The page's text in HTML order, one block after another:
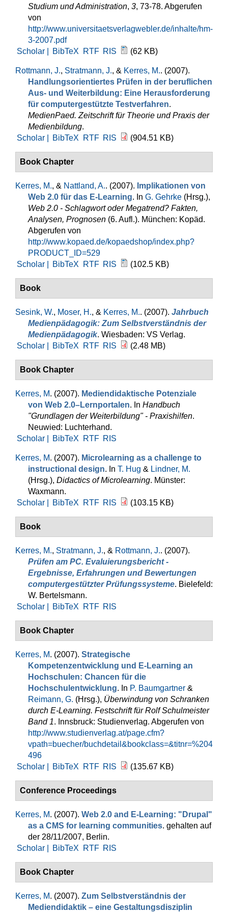
Studium und Administration, 3, 73-78. Abgerufen
von
http://www.universitaetsverlagwebler.de/inhalte/hm-
3-2007.pdf
Scholar |
BibTeX RTF RIS (62 KB)
Rottmann, J., Stratmann, J., & Kerres, M.. (2007).
Handlungsorientiertes Prüfen in der beruflichen
Aus- und Weiterbildung: Eine Herausforderung
für computergestützte Testverfahren.
MedienPaed. Zeitschrift für Theorie und Praxis der
Medienbildung.
Scholar |
BibTeX RTF RIS (904.51 KB)
Book Chapter
Kerres, M., & Nattland, A.. (2007). Implikationen von
Web 2.0 für das E-Learning. In G. Gehrke (Hrsg.),
Web 2.0 - Schlagwort oder Megatrend? Fakten,
Analysen, Prognosen (6. Aufl.). München: Kopäd.
Abgerufen von
http://www.kopaed.de/kopaedshop/index.php?
PRODUCT_ID=529
Scholar |
BibTeX RTF RIS (102.5 KB)
Book
Sesink, W., Moser, H., & Kerres, M.. (2007). Jahrbuch
Medienpädagogik: Zum Selbstverständnis der
Medienpädagogik. Wiesbaden: VS Verlag.
Scholar |
BibTeX RTF RIS (2.48 MB)
Book Chapter
Kerres, M. (2007). Mediendidaktische Potenziale
von Web 2.0–Lernportalen. In Handbuch
"Grundlagen der Weiterbildung" - Praxishilfen.
Neuwied: Luchterhand.
Scholar |
BibTeX RTF RIS
Kerres, M. (2007). Microlearning as a challenge to
instructional design. In T. Hug & Lindner, M.
(Hrsg.), Didactics of Microlearning. Münster:
Waxmann.
Scholar |
BibTeX RTF RIS (103.15 KB)
Book
Kerres, M., Stratmann, J., & Rottmann, J.. (2007).
Prüfen am PC. Evaluierungsbericht -
Ergebnisse, Erfahrungen und Bewertungen
computergestützter Prüfungssysteme. Bielefeld:
W. Bertelsmann.
Scholar |
BibTeX RTF RIS
Book Chapter
Kerres, M. (2007). Strategische
Kompetenzentwicklung und E-Learning an
Hochschulen: Chancen für die
Hochschulentwicklung. In P. Baumgartner &
Reimann, G. (Hrsg.), Überwindung von Schranken
durch E-Learning. Festschrift für Rolf Schulmeister
Band 1. Innsbruck: Studienverlag. Abgerufen von
http://www.studienverlag.at/page.cfm?
vpath=buecher/buchdetail&bookclass=&titnr=%204
496
Scholar |
BibTeX RTF RIS (135.67 KB)
Conference Proceedings
Kerres, M. (2007). Web 2.0 and E-Learning: "Drupal"
as a CMS for learning communities. gehalten auf
der 28/11/2007, Berlin.
Scholar |
BibTeX RTF RIS
Book Chapter
Kerres, M. (2007). Zum Selbstverständnis der
Mediendidaktik – eine Gestaltungsdisziplin